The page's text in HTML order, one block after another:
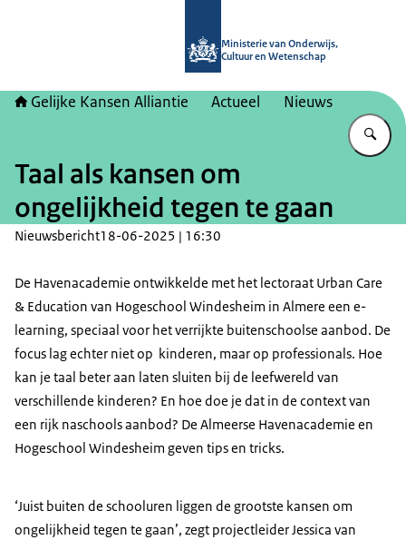
Ministerie van Onderwijs,
Cultuur en Wetenschap
Gelijke Kansen Alliantie Actueel Nieuws
Taal als kansen om
ongelijkheid tegen te gaan
Nieuwsbericht18-06-2025 | 16:30
De Havenacademie ontwikkelde met het lectoraat Urban Care
& Education van Hogeschool Windesheim in Almere een e-
learning, speciaal voor het verrijkte buitenschoolse aanbod. De
focus lag echter niet op kinderen, maar op professionals. Hoe
kan je taal beter aan laten sluiten bij de leefwereld van
verschillende kinderen? En hoe doe je dat in de context van
een rijk naschools aanbod? De Almeerse Havenacademie en
Hogeschool Windesheim geven tips en tricks.
‘Juist buiten de schooluren liggen de grootste kansen om
ongelijkheid tegen te gaan’, zegt projectleider Jessica van